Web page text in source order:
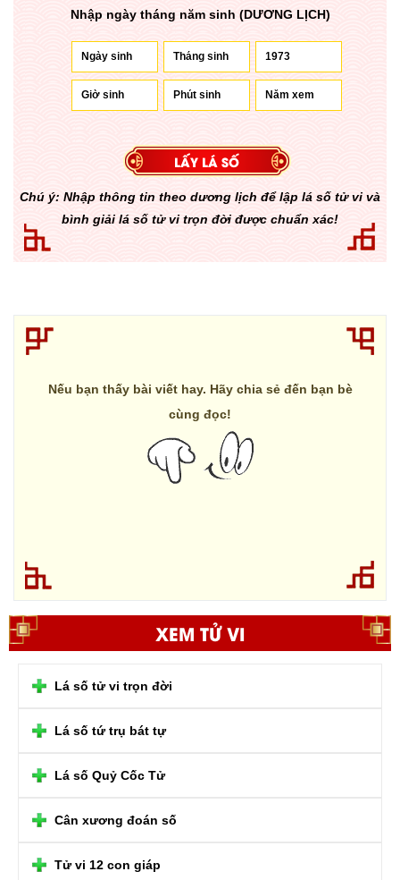
Nhập ngày tháng năm sinh (DƯƠNG LỊCH)
Chú ý: Nhập thông tin theo dương lịch để lập lá số tử vi và
bình giải lá số tử vi trọn đời được chuẩn xác!
Nếu bạn thấy bài viết hay. Hãy chia sẻ đến bạn bè
cùng đọc!
XEM TỬ VI
Lá số tử vi trọn đời
Lá số tứ trụ bát tự
Lá số Quỷ Cốc Tử
Cân xương đoán số
Tử vi 12 con giáp